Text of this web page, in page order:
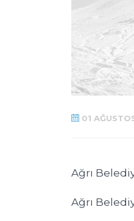
01
Ağrı
Ağrı